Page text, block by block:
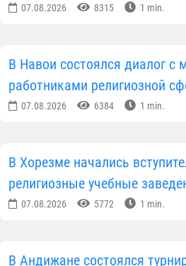
07.08.2026 8315 1 min.
В Навои состоялся диалог с
работниками религиозной
07.08.2026 6384 1 min.
В Хорезме начались
религиозные учебные
07.08.2026 5772 1 min.
В Андижане состоялся